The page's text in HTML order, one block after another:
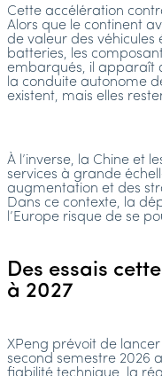
Cette accélération
Alors que le continent
de valeur des véhicules
batteries, les
embarqués, il apparaît
la conduite autonome
existent, mais elles
À l’inverse, la Chine et
services à grande
augmentation et des
Dans ce contexte, la
l’Europe risque de se
Des essais
à 2027
XPeng prévoit de
second semestre 2026